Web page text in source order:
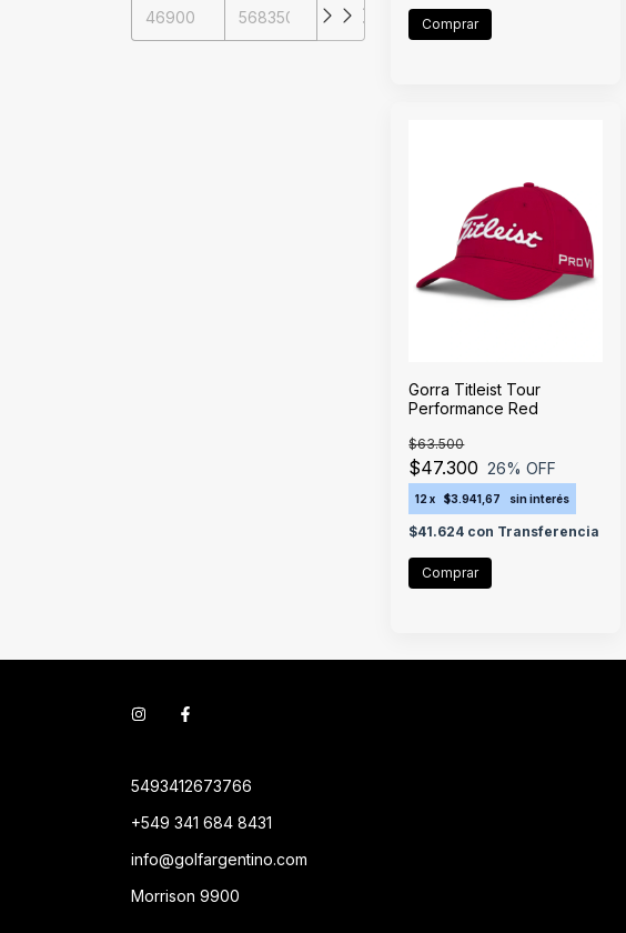
Gorra Titleist Tour
Performance Red
$47.300
$63.500
26% OFF
12 x $3.941,67 sin interés
$41.624 con Transferencia
5493412673766
+549 341 684 8431
info@golfargentino.com
Morrison 9900